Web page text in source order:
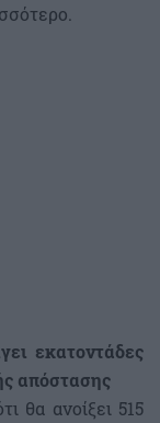
εκατοντάδες
απόστασης
θα ανοίξει 515